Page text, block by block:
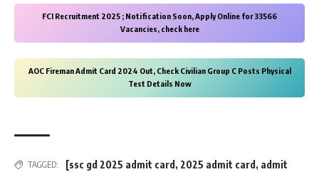
FCI Recruitment 2025 ; Notification Soon, Apply Online for 33566
Vacancies, check here
AOC Fireman Admit Card 2024 Out, Check Civilian Group C Posts Physical
Test Details Now
TAGGED: [ssc gd 2025 admit card, 2025 admit card, admit